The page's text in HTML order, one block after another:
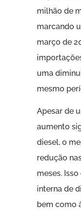
milhão de
marcando
março de
uma
mesmo
Apesar de
aumento
diesel, o
redução
meses.
interna de
bem como